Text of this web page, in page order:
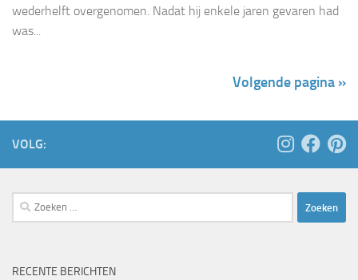
wederhelft overgenomen. Nadat hij enkele jaren gevaren had
was...
Volgende pagina »
VOLG:
Zoeken
naar:
RECENTE BERICHTEN